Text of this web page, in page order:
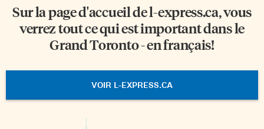
Sur la page d'accueil del-express.ca, vous
verrez tout ce qui est important dans le
Grand Toronto - en français!
VOIR L-EXPRESS.CA